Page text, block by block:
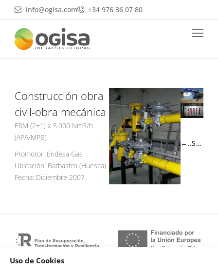
Uso de Cookies
al
contenido
info@ogisa.com +34 976 36 07 80
Construcción obra
civil-obra mecánica
ERM (2+1) x 5.000 Nm3/h.
(APA/MPB)
Promotor: Endesa Gas
Ubicación: Barbastro (Huesca)
Fecha: Diciembre 2007
← ANTERIOR SIGUIENTE →